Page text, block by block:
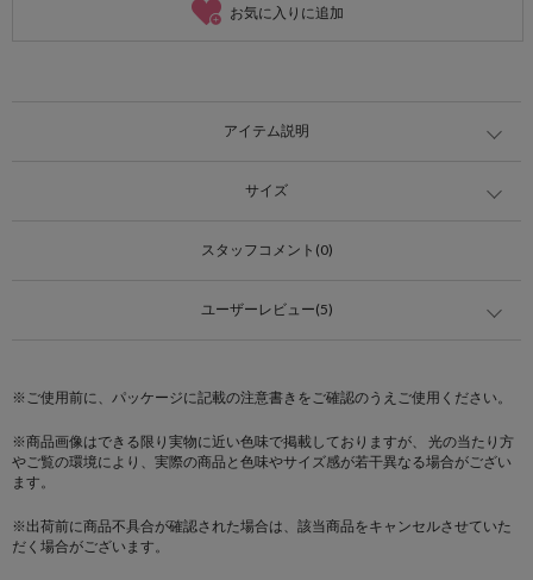
お気に入りに追加
アイテム説明
サイズ
スタッフコメント(0)
ユーザーレビュー(5)
※ご使用前に、パッケージに記載の注意書きをご確認のうえご使用ください。
※商品画像はできる限り実物に近い色味で掲載しておりますが、 光の当たり方
やご覧の環境により、実際の商品と色味やサイズ感が若干異なる場合がござい
ます。
※出荷前に商品不具合が確認された場合は、該当商品をキャンセルさせていた
だく場合がございます。